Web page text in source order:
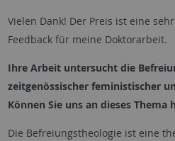
Vielen Dank! Der Preis ist eine
Feedback für meine Doktorarbeit.
Ihre Arbeit untersucht die
zeitgenössischer feministischer
Können Sie uns an dieses Thema
Die Befreiungstheologie ist eine